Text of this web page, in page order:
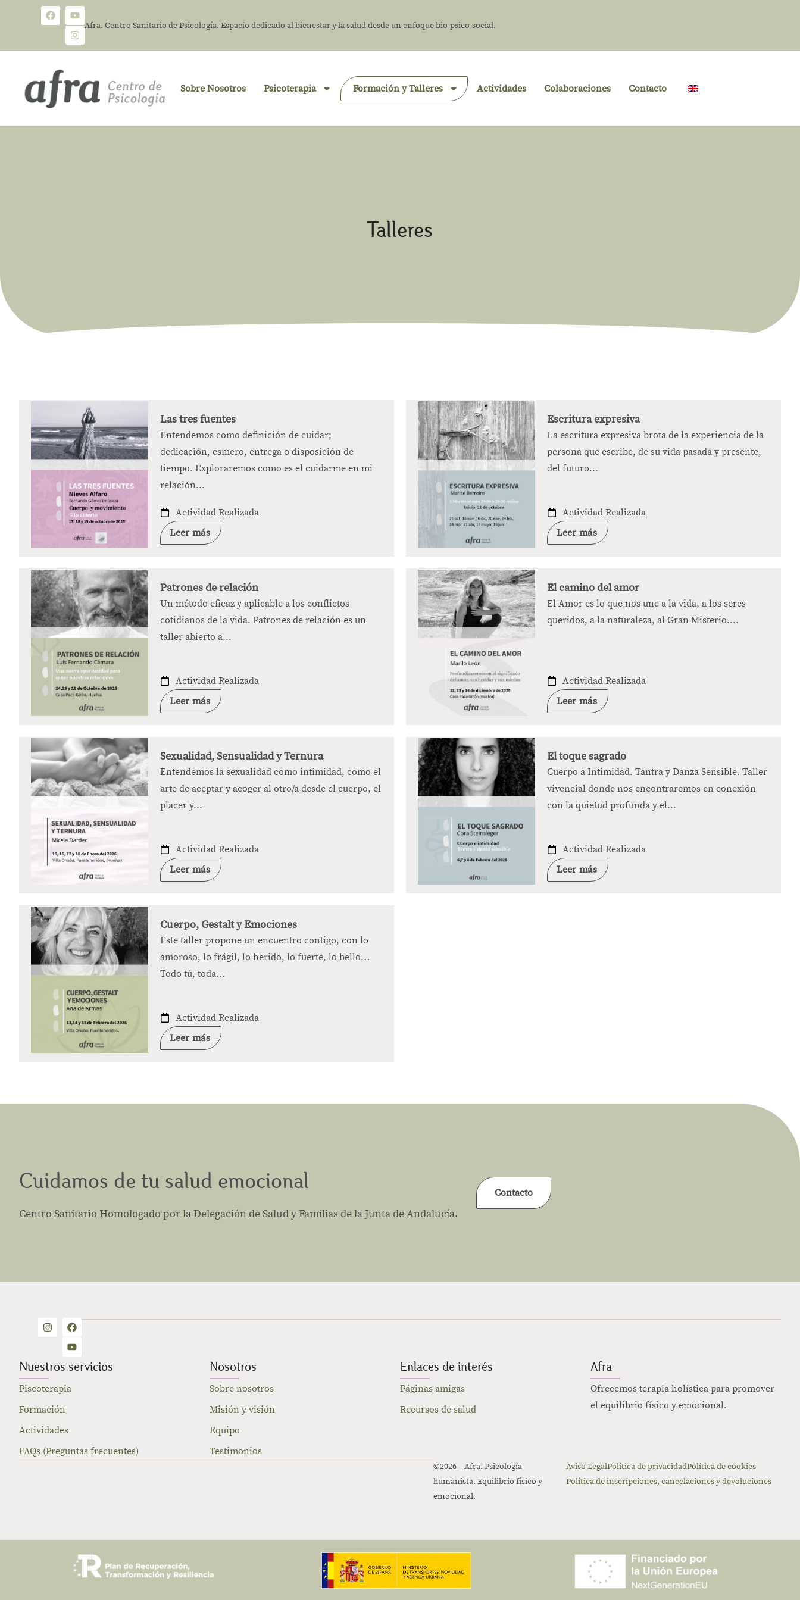
Afra. Centro Sanitario de Psicología. Espacio dedicado al bienestar y la salud desde un enfoque bio-psico-social.
Sobre Nosotros Psicoterapia Formación y Talleres Actividades Colaboraciones Contacto
Talleres
Las tres fuentes
Entendemos como definición de cuidar;
dedicación, esmero, entrega o disposición de
tiempo. Exploraremos como es el cuidarme en mi
relación...
Actividad Realizada
Leer más
Escritura expresiva
La escritura expresiva brota de la experiencia de la
persona que escribe, de su vida pasada y presente,
del futuro...
Actividad Realizada
Leer más
Patrones de relación
Un método eficaz y aplicable a los conflictos
cotidianos de la vida. Patrones de relación es un
taller abierto a...
Actividad Realizada
Leer más
El camino del amor
El Amor es lo que nos une a la vida, a los seres
queridos, a la naturaleza, al Gran Misterio....
Actividad Realizada
Leer más
Sexualidad, Sensualidad y Ternura
Entendemos la sexualidad como intimidad, como el
arte de aceptar y acoger al otro/a desde el cuerpo, el
placer y...
Actividad Realizada
Leer más
El toque sagrado
Cuerpo a Intimidad. Tantra y Danza Sensible. Taller
vivencial donde nos encontraremos en conexión
con la quietud profunda y el...
Actividad Realizada
Leer más
Cuerpo, Gestalt y Emociones
Este taller propone un encuentro contigo, con lo
amoroso, lo frágil, lo herido, lo fuerte, lo bello…
Todo tú, toda...
Actividad Realizada
Leer más
Cuidamos de tu salud emocional
Centro Sanitario Homologado por la Delegación de Salud y Familias de la Junta de Andalucía.
Contacto
Nuestros servicios
Piscoterapia
Formación
Actividades
FAQs (Preguntas frecuentes)
Nosotros
Sobre nosotros
Misión y visión
Equipo
Testimonios
Enlaces de interés
Páginas amigas
Recursos de salud
Afra
Ofrecemos terapia holística para promover
el equilibrio físico y emocional.
©2026 – Afra. Psicología
humanista. Equilibrio físico y
emocional.
Aviso LegalPolítica de privacidadPolítica de cookies
Política de inscripciones, cancelaciones y devoluciones